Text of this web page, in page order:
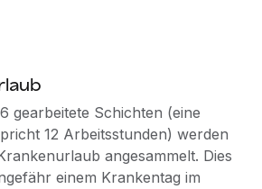
gearbeitete Schichten (eine
12 Arbeitsstunden) werden
angesammelt. Dies
einem Krankentag im